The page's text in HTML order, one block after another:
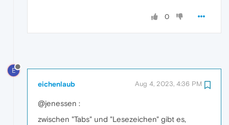
0
E
eichenlaub Aug 4, 2023, 4:36 PM
@jenessen :
zwischen "Tabs" und "Lesezeichen" gibt es,